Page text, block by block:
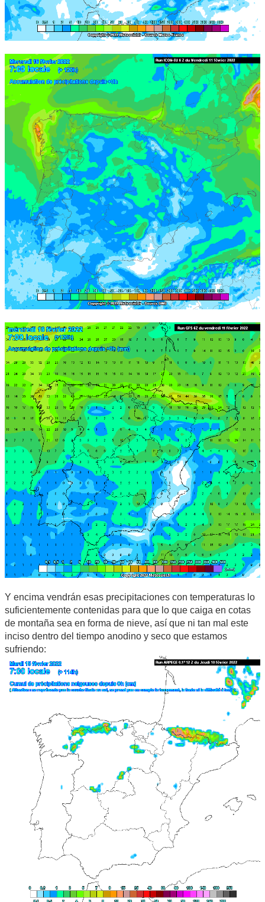
Y encima vendrán esas precipitaciones con temperaturas lo
suficientemente contenidas para que lo que caiga en cotas
de montaña sea en forma de nieve, así que ni tan mal este
inciso dentro del tiempo anodino y seco que estamos
sufriendo: